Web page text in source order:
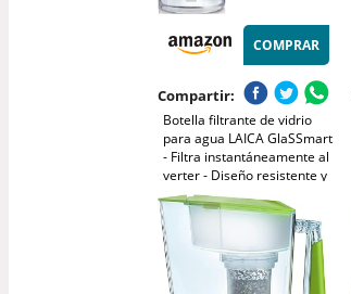
COMPRAR
Compartir:
Botella filtrante de vidrio
para agua LAICA GlaSSmart
- Filtra instantáneamente al
verter - Diseño resistente y
de larga duración - Incluye 1
cartucho de filtro de agua
FAST DISC de 30 días - 1,1 L